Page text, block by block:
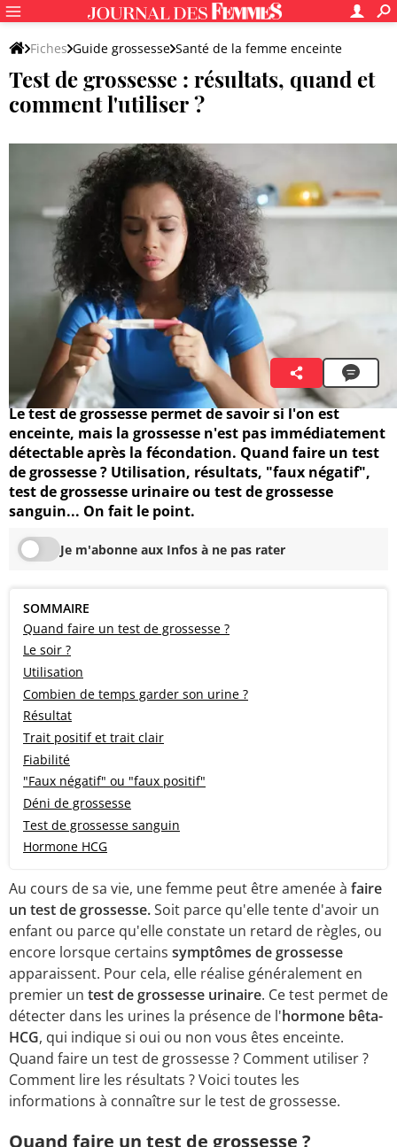
Fiches Guide grossesse Santé de la femme enceinte
Questions et petits maux de la grossesse
Test de grossesse : résultats, quand et
comment l'utiliser ?
Elodie Benarousse
20 mai 2025 01:55
Le test de grossesse permet de savoir si l'on est
enceinte, mais la grossesse n'est pas immédiatement
détectable après la fécondation. Quand faire un test
de grossesse ? Utilisation, résultats, "faux négatif",
test de grossesse urinaire ou test de grossesse
sanguin... On fait le point.
Je m'abonne aux Infos à ne pas rater
SOMMAIRE
Quand faire un test de grossesse ?
Le soir ?
Utilisation
Combien de temps garder son urine ?
Résultat
Trait positif et trait clair
Fiabilité
"Faux négatif" ou "faux positif"
Déni de grossesse
Test de grossesse sanguin
Hormone HCG
Au cours de sa vie, une femme peut être amenée à faire
un test de grossesse.Soit parce qu'elle tente d'avoir un
enfant ou parce qu'elle constate un retard de règles, ou
encore lorsque certains symptômes de grossesse
apparaissent. Pour cela, elle réalise généralement en
premier un test de grossesse urinaire. Ce test permet de
détecter dans les urines la présence de l'hormone bêta-
HCG, qui indique si oui ou non vous êtes enceinte.
Quand faire un test de grossesse ? Comment utiliser ?
Comment lire les résultats ? Voici toutes les
informations à connaître sur le test de grossesse.
Quand faire un test de grossesse ?